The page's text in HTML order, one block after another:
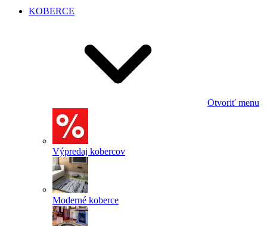
KOBERCE
Otvoriť menu
Výpredaj kobercov
Moderné koberce